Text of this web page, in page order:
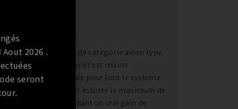
systemes existants.
haute qualité de catégorie avion type
cas de tous les inox) et est moins
est employée pour tout le systeme
est augmenté pour assurer le maximum de
amenant un vrai gain de
2026 .
seront